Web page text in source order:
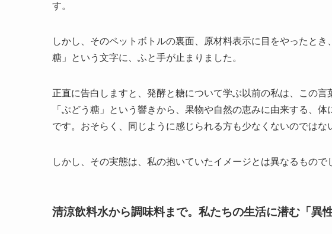
す。
しかし、そのペットボトルの裏面、原材料表示に目をやったと
糖」という文字に、ふと手が止まりました。
正直に告白しますと、発酵と糖について学ぶ以前の私は、この
「ぶどう糖」という響きから、果物や自然の恵みに由来する、
です。おそらく、同じように感じられる方も少なくないのではな
しかし、その実態は、私の抱いていたイメージとは異なるもので
清涼飲料水から調味料まで。私たちの生活に潜む「異